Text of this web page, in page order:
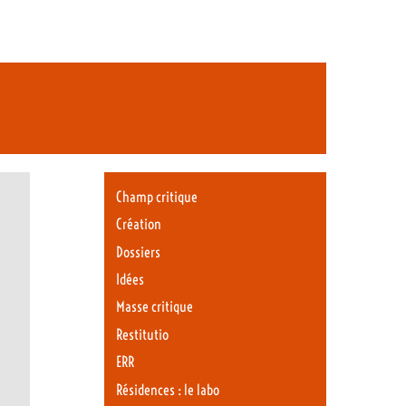
Champ critique
Création
Dossiers
Idées
Masse critique
Restitutio
ERR
Résidences : le labo